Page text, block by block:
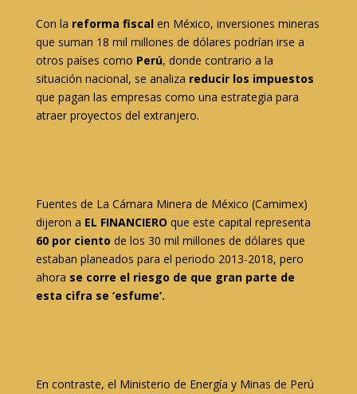
Con la reforma fiscalen México, inversiones mineras
que suman 18 mil millones de dólares podrían irse a
otros países como Perú, donde contrario a la
situación nacional, se analiza reducir los impuestos
que pagan las empresas como una estrategia para
atraer proyectos del extranjero.
Fuentes de La Cámara Minera de México (Camimex)
dijeron a EL FINANCIERO que este capital representa
60 por ciento de los 30 mil millones de dólares que
estaban planeados para el periodo 2013-2018, pero
ahora se corre el riesgo de que gran parte de
esta cifra se ‘esfume’.
En contraste, el Ministerio de Energía y Minas de Perú